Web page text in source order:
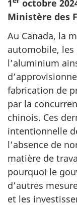
1
octobre
Ministère des
Au Canada, la
automobile, les
l’aluminium
fabrication de
par la
chinois. Ces
intentionnelle
l’absence de
matière de
pourquoi le
d’autres
et les